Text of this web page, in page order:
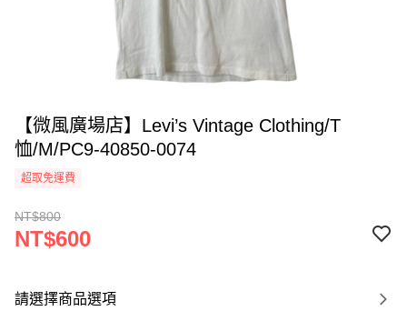
【微風廣場店】Levi’s Vintage Clothing/T
恤/M/PC9-40850-0074
超取免運費
NT$800
NT$600
請選擇商品選項